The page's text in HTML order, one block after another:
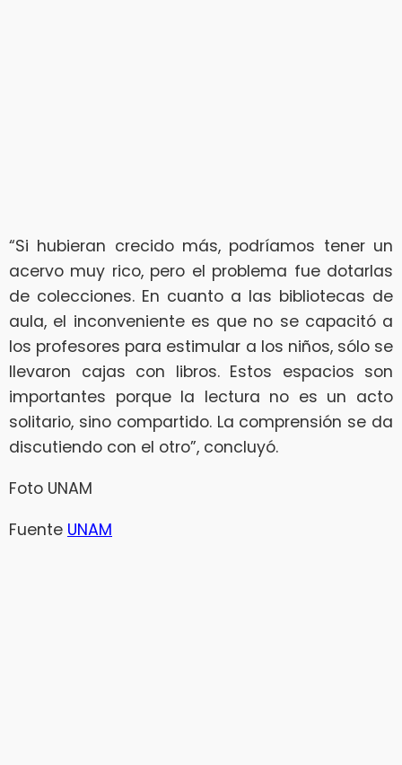
“Si hubieran crecido más, podríamos tener un
acervo muy rico, pero el problema fue dotarlas
de colecciones. En cuanto a las bibliotecas de
aula, el inconveniente es que no se capacitó a
los profesores para estimular a los niños, sólo se
llevaron cajas con libros. Estos espacios son
importantes porque la lectura no es un acto
solitario, sino compartido. La comprensión se da
discutiendo con el otro”, concluyó.
Foto UNAM
Fuente UNAM